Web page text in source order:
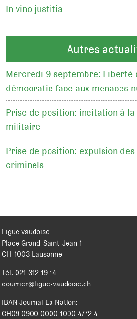
In vino justitia
Autres
Mercredi 9 septembre: Liberté
démocratie face aux menaces
Prise de position: incitation à
militaire
Prise de position: expulsion
criminels
Ligue vaudoise
Place Grand-Saint-Jean 1
CH-1003 Lausanne
Tél. 021 312 19 14
courrier@ligue-vaudoise.ch
IBAN Journal La Nation:
CH09 0900 0000 1000 4772 4